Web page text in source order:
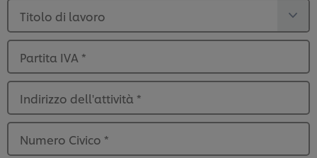
Titolo di lavoro
Partita IVA *
Indirizzo dell'attività *
Numero Civico *